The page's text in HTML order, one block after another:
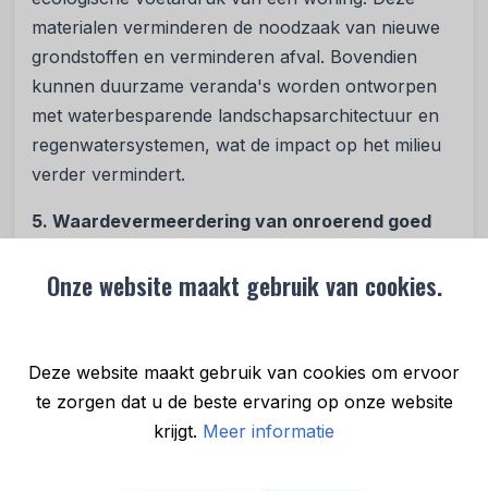
Onze website maakt gebruik van cookies.
Deze website maakt gebruik van cookies om ervoor
te zorgen dat u de beste ervaring op onze website
krijgt. Meer informatie
materialen verminderen de noodzaak van nieuwe
grondstoffen en verminderen afval. Bovendien
kunnen duurzame veranda's worden ontworpen
met waterbesparende landschapsarchitectuur en
regenwatersystemen, wat de impact op het milieu
verder vermindert.
5. Waardevermeerdering van onroerend goed
waarde van een woning aanzienlijk verhogen.
van duurzame woningverbeteringen. Het
investeren in een duurzame veranda kan dus niet
alleen op korte termijn voordelen opleveren, maar